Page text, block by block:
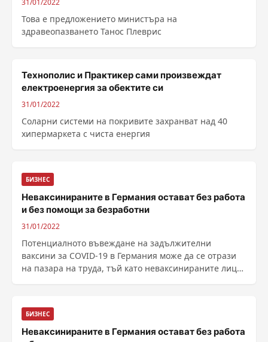
31/01/2022
Това е предложението министъра на
здравеопазването Танос Плеврис
Технополис и Практикер сами произвеждат
електроенергия за обектите си
31/01/2022
Соларни системи на покривите захранват над 40
хипермаркета с чиста енергия
БИЗНЕС
Неваксинираните в Германия остават без работа
и без помощи за безработни
31/01/2022
Потенциалното въвеждане на задължителни
ваксини за COVID-19 в Германия може да се отрази
на пазара на труда, тъй като неваксинираните лица
БИЗНЕС
Неваксинираните в Германия остават без работа